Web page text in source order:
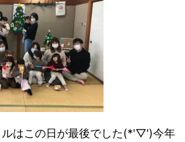
はこの日が最後でした(*'▽')今年